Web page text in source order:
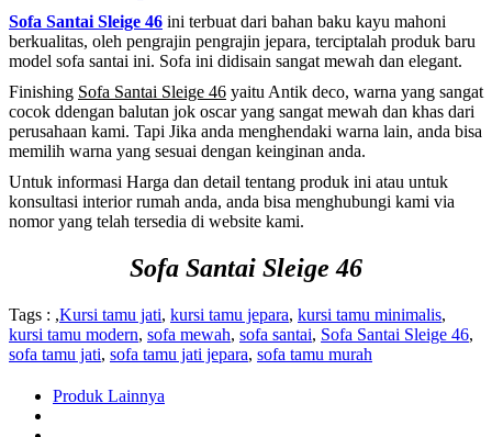
Sofa Santai Sleige 46 ini terbuat dari bahan baku kayu mahoni
berkualitas, oleh pengrajin pengrajin jepara, terciptalah produk baru
model sofa santai ini. Sofa ini didisain sangat mewah dan elegant.
Finishing Sofa Santai Sleige 46 yaitu Antik deco, warna yang sangat
cocok ddengan balutan jok oscar yang sangat mewah dan khas dari
perusahaan kami. Tapi Jika anda menghendaki warna lain, anda bisa
memilih warna yang sesuai dengan keinginan anda.
Untuk informasi Harga dan detail tentang produk ini atau untuk
konsultasi interior rumah anda, anda bisa menghubungi kami via
nomor yang telah tersedia di website kami.
Sofa Santai Sleige 46
Tags : ,Kursi tamu jati, kursi tamu jepara, kursi tamu minimalis,
kursi tamu modern, sofa mewah, sofa santai, Sofa Santai Sleige 46,
sofa tamu jati, sofa tamu jati jepara, sofa tamu murah
Produk Lainnya